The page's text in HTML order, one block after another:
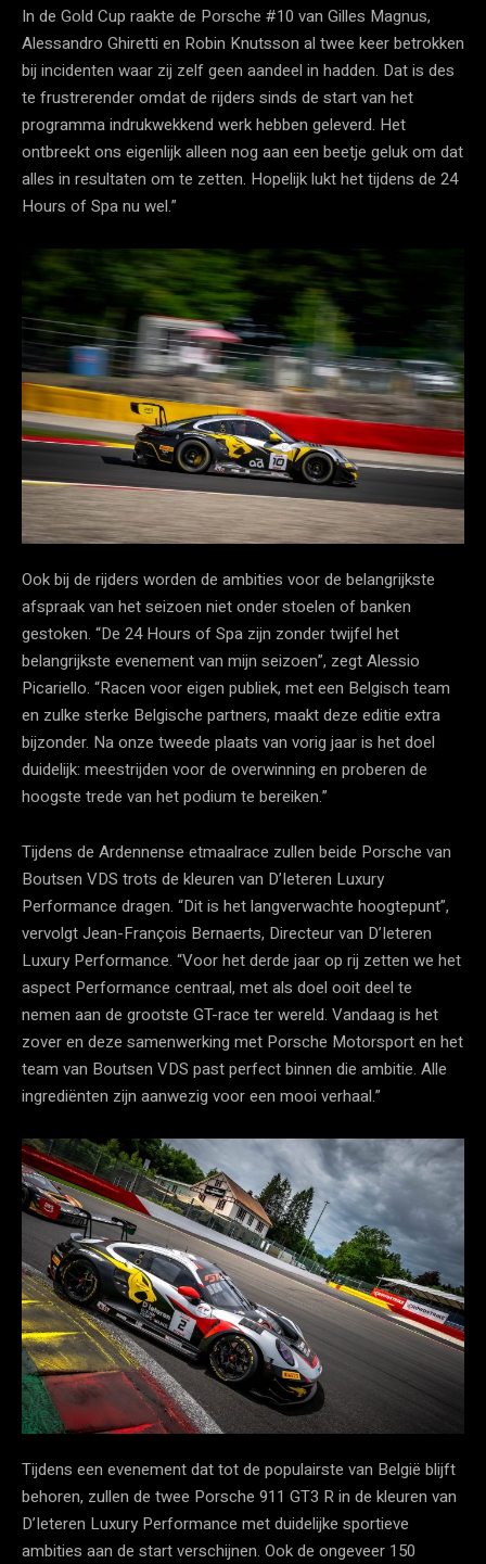
In de Gold Cup raakte de Porsche #10 van Gilles Magnus,
Alessandro Ghiretti en Robin Knutsson al twee keer betrokken
bij incidenten waar zij zelf geen aandeel in hadden. Dat is des
te frustrerender omdat de rijders sinds de start van het
programma indrukwekkend werk hebben geleverd. Het
ontbreekt ons eigenlijk alleen nog aan een beetje geluk om dat
alles in resultaten om te zetten. Hopelijk lukt het tijdens de 24
Hours of Spa nu wel.”
Ook bij de rijders worden de ambities voor de belangrijkste
afspraak van het seizoen niet onder stoelen of banken
gestoken. “De 24 Hours of Spa zijn zonder twijfel het
belangrijkste evenement van mijn seizoen”, zegt Alessio
Picariello. “Racen voor eigen publiek, met een Belgisch team
en zulke sterke Belgische partners, maakt deze editie extra
bijzonder. Na onze tweede plaats van vorig jaar is het doel
duidelijk: meestrijden voor de overwinning en proberen de
hoogste trede van het podium te bereiken.”
Tijdens de Ardennense etmaalrace zullen beide Porsche van
Boutsen VDS trots de kleuren van D’Ieteren Luxury
Performance dragen. “Dit is het langverwachte hoogtepunt”,
vervolgt Jean-François Bernaerts, Directeur van D’Ieteren
Luxury Performance. “Voor het derde jaar op rij zetten we het
aspect Performance centraal, met als doel ooit deel te
nemen aan de grootste GT-race ter wereld. Vandaag is het
zover en deze samenwerking met Porsche Motorsport en het
team van Boutsen VDS past perfect binnen die ambitie. Alle
ingrediënten zijn aanwezig voor een mooi verhaal.”
Tijdens een evenement dat tot de populairste van België blijft
behoren, zullen de twee Porsche 911 GT3 R in de kleuren van
D’Ieteren Luxury Performance met duidelijke sportieve
ambities aan de start verschijnen. Ook de ongeveer 150